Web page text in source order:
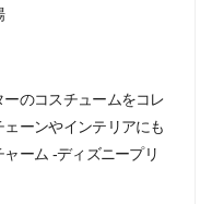
のコスチュームをコレ
ーンやインテリアにも
ーム -ディズニープリ